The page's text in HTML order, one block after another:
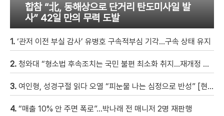
합참 “北, 동해상으로 단거리 탄도미사일 발
사” 42일 만의 무력 도발
1. ‘관저 이전 부실 감사’ 유병호 구속적부심 기각…구속 상태 유지
2. 청와대 “형소법 후속조치는 국민 불편 최소화 취지…재개정 여부는 언급 안 해”
3. 여인형, 성경구절 읽다 오열 “피눈물 나는 심정으로 반성” [현장영상]
4. “매출 10% 안 주면 폭로”…박나래 전 매니저 2명 재판행